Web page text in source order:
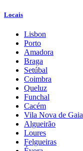
Locais
Lisbon
Porto
Amadora
Braga
Setúbal
Coimbra
Queluz
Funchal
Cacém
Vila Nova de Gaia
Algueirão
Loures
Felgueiras